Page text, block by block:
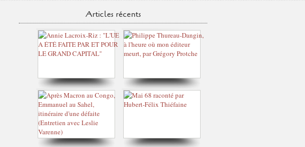
Articles récents